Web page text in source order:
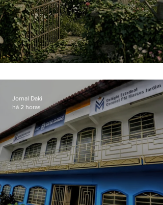
Jornal Daki
há 2 horas